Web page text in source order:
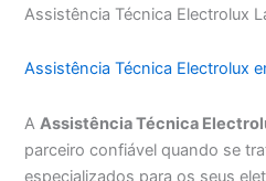
Assistência Técnica Electrolux
Assistência Técnica Electrolux
AAssistência Técnica
parceiro confiável quando se
especializados para os seus